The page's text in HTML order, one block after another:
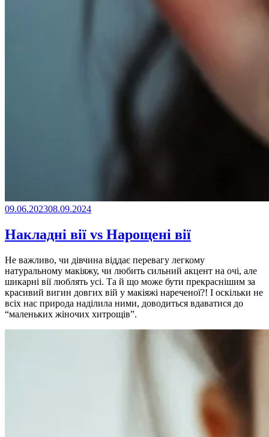
09.06.202308.09.2024
Накладні вії vs Нарощені вії
Не важливо, чи дівчина віддає перевагу легкому
натуральному макіяжу, чи любить сильний акцент на очі, але
шикарні вії люблять усі. Та й що може бути прекраснішим за
красивий вигин довгих вій у макіяжі нареченої?! І оскільки не
всіх нас природа наділила ними, доводиться вдаватися до
“маленьких жіночих хитрощів”.